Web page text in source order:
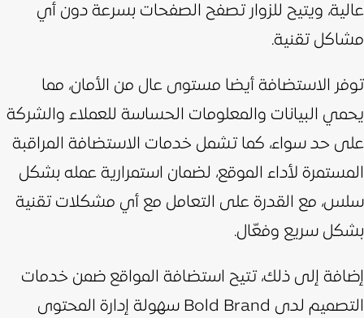
عالية، ويتيح للزوار تصفح الصفحات بسرعة دون أي
مشاكل تقنية.
توفر الاستضافة أيضا مستوى عال من الأمان، مما
يحمي البيانات والمعلومات الحساسة للعملاء والشركة
على حد سواء، كما تشمل خدمات الاستضافة المراقبة
المستمرة لأداء الموقع، لضمان استمرارية عمله بشكل
سلس، مع القدرة على التعامل مع أي مشكلات تقنية
بشكل سريع وفعّال.
إضافة إلى ذلك، تتيح استضافة المواقع ضمن خدمات
التصميم لدى Bold Brand سهولة إدارة المحتوى